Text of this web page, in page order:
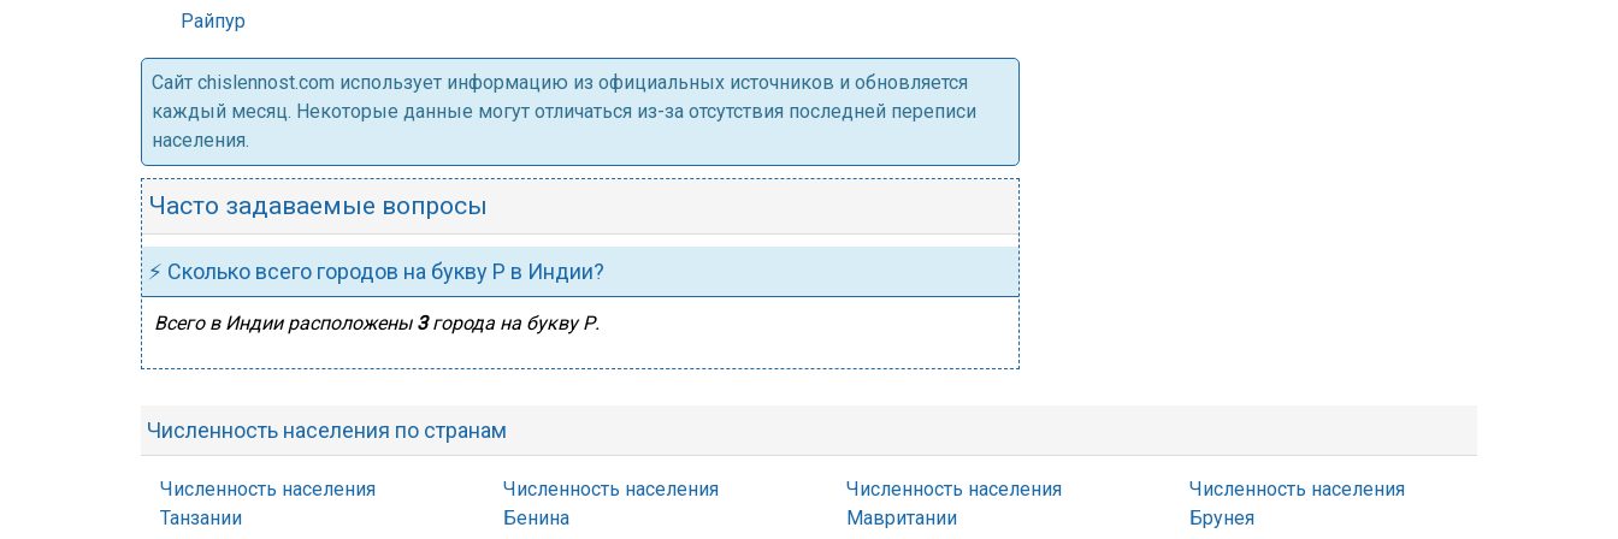
Райпур
Cайт chislennost.com использует информацию из официальных источников и обновляется
каждый месяц. Некоторые данные могут отличаться из-за отсутствия последней переписи
населения.
Часто задаваемые вопросы
⚡ Сколько всего городов на букву Р в Индии?
Всего в Индии расположены 3города на букву Р.
Численность населения по странам
Численность населения
Танзании
Численность населения
Бенина
Численность населения
Мавритании
Численность населения
Брунея